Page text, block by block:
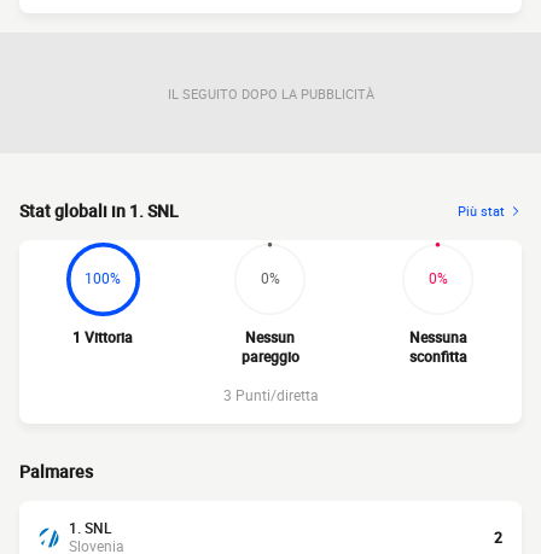
IL SEGUITO DOPO LA PUBBLICITÀ
Stat globali in 1. SNL Più stat
100%
1 Vittoria
0%
Nessun
pareggio
0%
Nessuna
sconfitta
3 Punti/diretta
Palmares
1. SNL
Slovenia
2